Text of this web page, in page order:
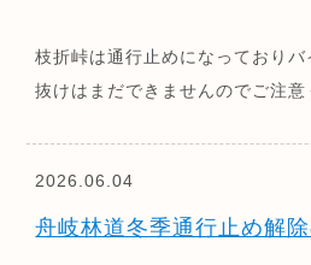
枝折峠は通行止めになっておりバ
抜けはまだできませんのでご注意
2026.06.04
舟岐林道冬季通行止め解